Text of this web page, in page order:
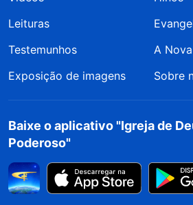
Leituras
Testemunhos
A
Exposição de imagens
Sobre
Baixe o aplicativo "Igreja de
Poderoso"